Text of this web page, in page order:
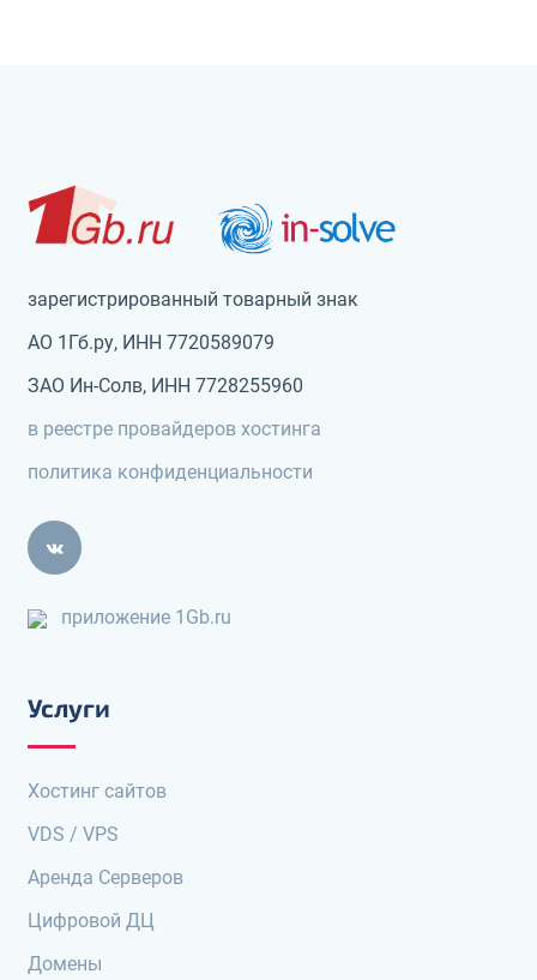
зарегистрированный товарный знак
АО 1Гб.ру, ИНН 7720589079
ЗАО Ин-Солв, ИНН 7728255960
в реестре провайдеров хостинга
политика конфиденциальности
приложение 1Gb.ru
Услуги
Хостинг сайтов
VDS / VPS
Аренда Серверов
Цифровой ДЦ
Домены